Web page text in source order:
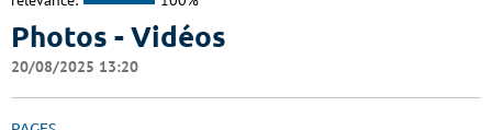
Photos - Vidéos
20/08/2025 13:20